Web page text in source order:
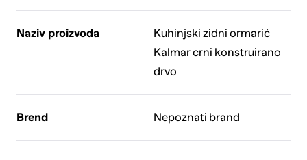
Naziv proizvoda
Kuhinjski zidni ormarić
Kalmar crni konstruirano
drvo
Brend Nepoznati brand